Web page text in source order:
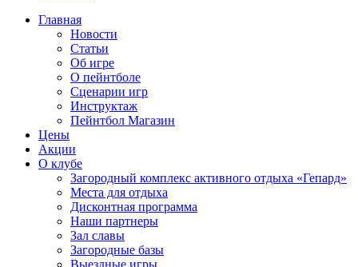
Главная
Новости
Статьи
Об игре
О пейнтболе
Сценарии игр
Инструктаж
Пейнтбол Магазин
Цены
Акции
О клубе
Загородный комплекс активного отдыха «Гепард»
Места для отдыха
Дисконтная программа
Наши партнеры
Зал славы
Загородные базы
Выездные игры